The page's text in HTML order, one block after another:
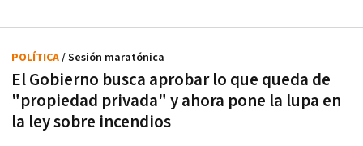
El Gobierno busca aprobar lo que queda de
"propiedad privada" y ahora pone la lupa en
la ley sobre incendios
POLÍTICA/ Sesión maratónica